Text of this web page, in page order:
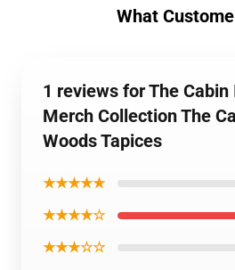
What
1 reviews for The Cabin
Merch Collection The
Woods Tapices
★★★★★
★★★★☆
★★★☆☆